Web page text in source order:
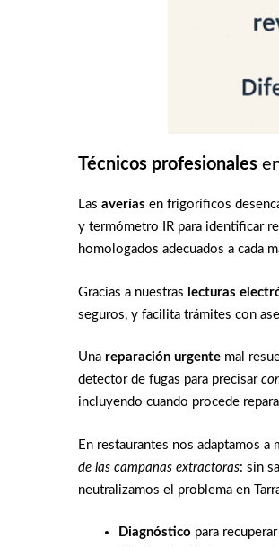
Técnicos profesionales
Las averías en frigoríficos
y termómetro IR para identificar
homologados adecuados a cada
Gracias a nuestras lecturas
seguros, y facilita trámites con
Una reparación urgente mal
detector de fugas para precisar
incluyendo cuando procede
En restaurantes nos adaptamos
de las campanas extractoras: sin
neutralizamos el problema en
Diagnóstico para